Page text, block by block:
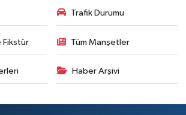
Trafik Durumu
Fikstür Tüm Manşetler
Haber Arşivi